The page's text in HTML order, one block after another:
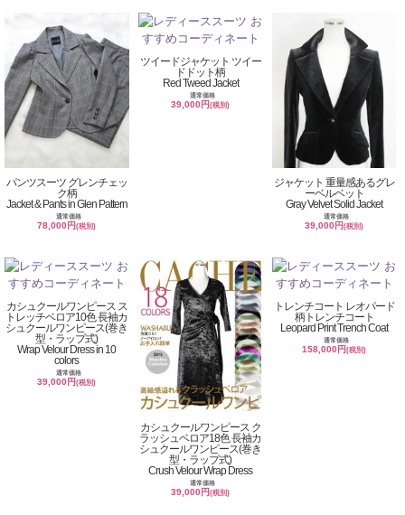
パンツスーツ グレンチェッ
ク柄
Jacket & Pants in Glen Pattern
通常価格
78,000円(税別)
ツイードジャケット ツイー
ドドット柄
Red Tweed Jacket
通常価格
39,000円(税別)
ジャケット 重量感あるグレ
ーベルベット
Gray Velvet Solid Jacket
通常価格
39,000円(税別)
カシュクールワンピース ス
トレッチベロア10色 長袖カ
シュクールワンピース(巻き
型・ラップ式)
Wrap Velour Dress in 10
colors
通常価格
39,000円(税別)
カシュクールワンピース ク
ラッシュベロア18色 長袖カ
シュクールワンピース(巻き
型・ラップ式)
Crush Velour Wrap Dress
通常価格
39,000円(税別)
トレンチコート レオパード
柄トレンチコート
Leopard Print Trench Coat
通常価格
158,000円(税別)